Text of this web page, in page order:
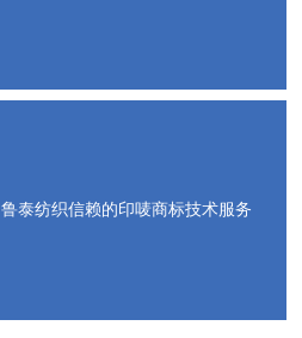
鲁泰纺织信赖的印唛商标技术服务